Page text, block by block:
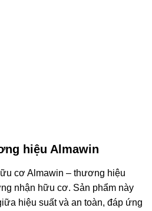
hiệu Almawin
cơ Almawin – thương hiệu
nhận hữu cơ. Sản phẩm này
hiệu suất và an toàn, đáp ứng